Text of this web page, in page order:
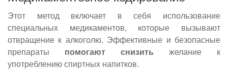
Этот метод включает в себя использование
специальных медикаментов, которые вызывают
отвращение к алкоголю. Эффективные и безопасные
препараты помогают снизить желание к
употреблению спиртных напитков.